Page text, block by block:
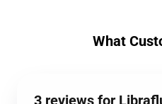
What
3 reviews for